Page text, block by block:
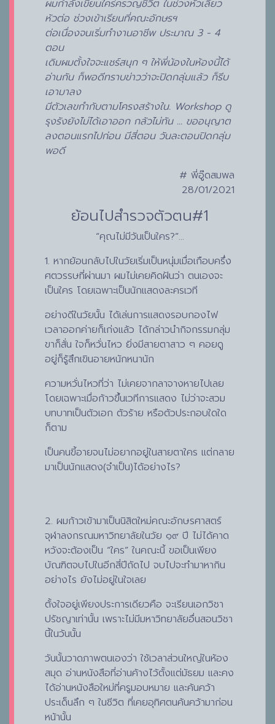
ผมกำลังเขียนใคร่ครวญชีวิต ในช่วงหัวเลึ้ยว
หัวต่อ ช่วงเข้าเรียนที่คณะอักษรฯ
ต่อเนื่องจนเริ่มทำงานอาชีพ ประมาณ 3 - 4
ตอน
เดิมผมตั้งใจจะแชร์สนุก ๆ ให้พี่น้องในห้องนี้ได้
อ่านกัน ก็พอดีทราบข่าวว่าจะปิดกลุ่มแล้ว ก็รีบ
เอามาลง
มีตัวเลขกำกับตามโครงสร้างใน. Workshop ดู
รุงรังยังไม่ได้เอาออก กลัวไม่ทัน ... ขออนุญาต
ลงตอนแรกไปก่อน มีสี่ตอน วันละตอนปิดกลุ่ม
พอดี
# พี่อู๊ดสมพล
28/01/2021
ย้อนไปสำรวจตัวตน#1
“คุณไม่มีวันเป็นใคร?”…
1. หากย้อนกลับไปในวัยเริ่มเป็นหนุ่มเมื่อเกือบครึ่ง
ศตวรรษที่ผ่านมา ผมไม่เคยคิดฝันว่า ตนเองจะ
เป็นใคร โดยเฉพาะเป็นนักแสดงละครเวที
อย่างดีในวัยนั้น ได้เล่นการแสดงรอบกองไฟ
เวลาออกค่ายก็เก่งแล้ว ได้กล่าวนำกิจกรรมกลุ่ม
ขาก็สั่น ใจก็หวั่นไหว ยิ่งมีสายตาสาว ๆ คอยดู
อยู่ก็รู้สึกเขินอายหนักหนานัก
ความหวั่นไหวที่ว่า ไม่เคยจากลาจางหายไปเลย
โดยเฉพาะเมื่อก้าวขึ้นเวทีการแสดง ไม่ว่าจะสวม
บทบาทเป็นตัวเอก ตัวร้าย หรือตัวประกอบใดใด
ก็ตาม
เป็นคนขี้อายจนไม่อยากอยู่ในสายตาใคร แต่กลาย
มาเป็นนักแสดง(จำเป็น)ได้อย่างไร?
2. ผมก้าวเข้ามาเป็นนิสิตใหม่คณะอักษรศาสตร์
จุฬาลงกรณมหาวิทยาลัยในวัย ๑๙ ปี ไม่ได้คาด
หวังจะต้องเป็น “ใคร” ในคณะนี้ ขอเป็นเพียง
บัณฑิตจบไปในอีกสี่ปีถัดไป จบไปจะทำมาหากิน
อย่างไร ยังไม่อยู่ในใจเลย
ตั้งใจอยู่เพียงประการเดียวคือ จะเรียนเอกวิชา
ปรัชญาเท่านั้น เพราะไม่มีมหาวิทยาลัยอื่นสอนวิชา
นี้ในวันนั้น
วันนั้นวาดภาพตนเองว่า ใช้เวลาส่วนใหญ่ในห้อง
สมุด อ่านหนังสือที่อ่านค้างไว้ตั้งแต่มัธยม และคง
ได้อ่านหนังสือใหม่ที่ครูมอบหมาย และค้นคว้า
ประเด็นลึก ๆ ในชีวิต ที่เคยอุทิศตนค้นคว้ามาก่อน
หน้านั้น